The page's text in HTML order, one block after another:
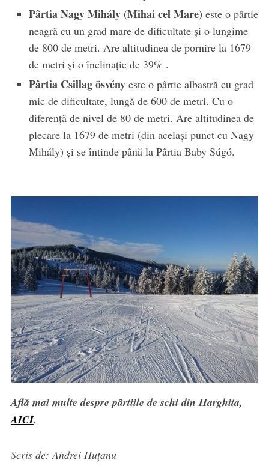
Pârtia Nagy Mihály (Mihai cel Mare) este o pârtie
neagră cu un grad mare de dificultate și o lungime
de 800 de metri. Are altitudinea de pornire la 1679
de metri și o înclinație de 39% .
Pârtia Csillag ösvényeste o pârtie albastră cu grad
mic de dificultate, lungă de 600 de metri. Cu o
diferență de nivel de 80 de metri. Are altitudinea de
plecare la 1679 de metri (din același punct cu Nagy
Mihály) și se întinde până la Pârtia Baby Súgó.
Află mai multe despre pârtiile de schi din Harghita,
AICI.
Scris de: Andrei Huțanu